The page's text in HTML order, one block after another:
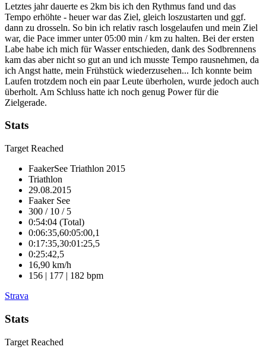
Letztes jahr dauerte es 2km bis ich den Rythmus fand und das
Tempo erhöhte - heuer war das Ziel, gleich loszustarten und ggf.
dann zu drosseln. So bin ich relativ rasch losgelaufen und mein Ziel
war, die Pace immer unter 05:00 min / km zu halten. Bei der ersten
Labe habe ich mich für Wasser entschieden, dank des Sodbrennens
kam das aber nicht so gut an und ich musste Tempo rausnehmen, da
ich Angst hatte, mein Frühstück wiederzusehen... Ich konnte beim
Laufen trotzdem noch ein paar Leute überholen, wurde jedoch auch
überholt. Am Schluss hatte ich noch genug Power für die
Zielgerade.
Stats
Target Reached
FaakerSee Triathlon 2015
Triathlon
29.08.2015
Faaker See
300 / 10 / 5
0:54:04 (Total)
0:06:35,60:05:00,1
0:17:35,30:01:25,5
0:25:42,5
16,90 km/h
156 | 177 | 182 bpm
Strava
Stats
Target Reached